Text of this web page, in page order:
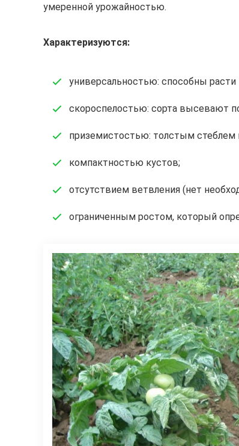
умеренной урожайностью.
Характеризуются:
универсальностью: способны
скороспелостью: сорта высевают
приземистостью: толстым
компактностью кустов;
отсутствием ветвления (нет
ограниченным ростом, который